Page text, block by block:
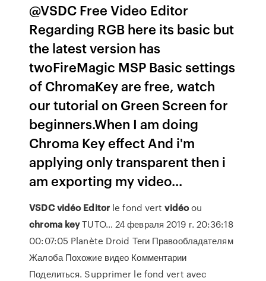
@VSDC Free Video Editor
Regarding RGB here its basic but
the latest version has
twoFireMagic MSP Basic settings
of ChromaKey are free, watch
our tutorial on Green Screen for
beginners.When I am doing
Chroma Key effect And i'm
applying only transparent then i
am exporting my video...
VSDC vidéo Editor le fond vertvidéoou
chroma keyTUTO… 24 февраля 2019 г. 20:36:18
00:07:05 Planète Droid Теги Правообладателям
Жалоба Похожие видео Комментарии
Поделиться. Supprimer le fond vert avec